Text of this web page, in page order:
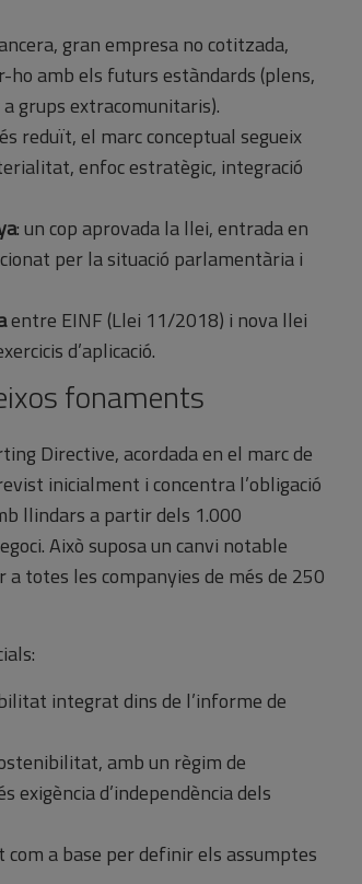
gran empresa no cotitzada,
ho amb els futurs estàndards (plens,
grups extracomunitaris).
reduït, el marc conceptual segueix
enfoc estratègic, integració
: un cop aprovada la llei, entrada en
per la situació parlamentària i
entre EINF (Llei 11/2018) i nova llei
d’aplicació.
fonaments
Directive, acordada en el marc de
inicialment i concentra l’obligació
llindars a partir dels 1.000
Això suposa un canvi notable
totes les companyies de més de 250
integrat dins de l’informe de
amb un règim de
d’independència dels
a base per definir els assumptes